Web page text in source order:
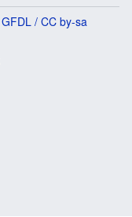
GFDL / CC by-sa